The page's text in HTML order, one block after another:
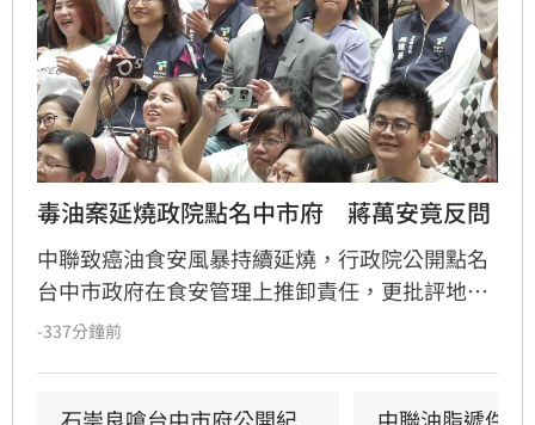
毒油案延燒政院點名中市府　蔣萬安竟反問
中聯致癌油食安風暴持續延燒，行政院公開點名
台中市政府在食安管理上推卸責任，更批評地方
首長無視法規、執迷於政治攻防，引發輿論關
題時，難道不需要負起應有的監管責任嗎？蔣萬
-337分鐘前
石崇良嗆台中市府公開紀
中聯油脂遞件